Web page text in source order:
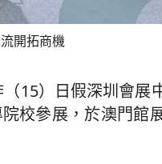
開拓商機
15）日假深圳會展
校參展，於澳門館